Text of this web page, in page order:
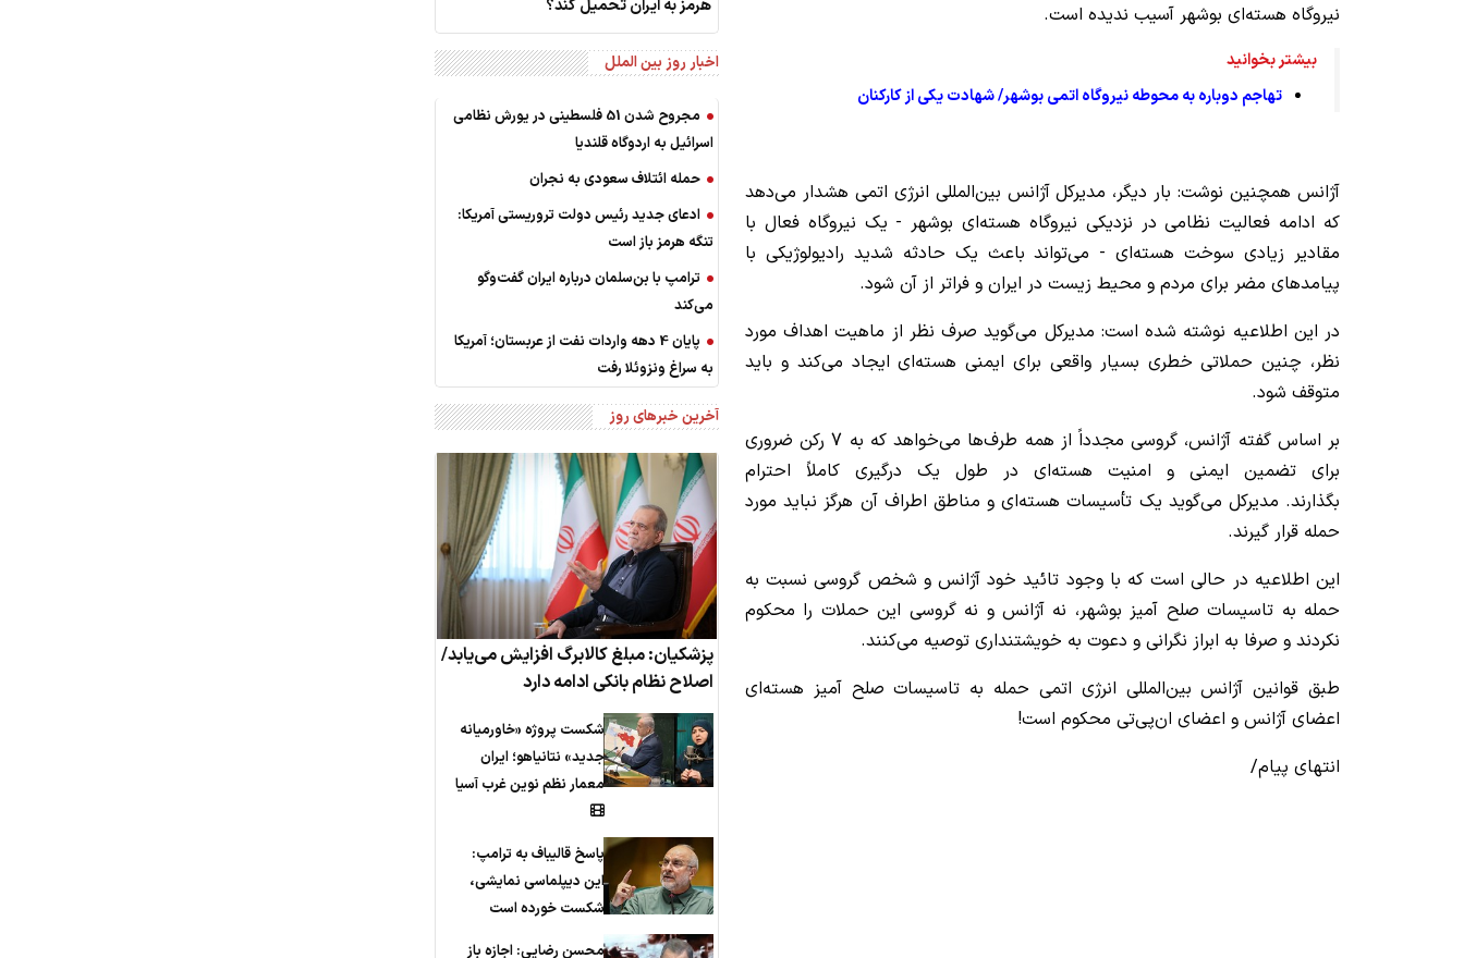
نیروگاه هسته‌ای بوشهر آسیب ندیده است.
بیشتر بخوانید
تهاجم دوباره به محوطه نیروگاه اتمی بوشهر/ شهادت یکی از کارکنان
آژانس همچنین نوشت: بار دیگر، مدیرکل آژانس بین‌المللی انرژی اتمی هشدار می‌دهد
که ادامه فعالیت نظامی در نزدیکی نیروگاه هسته‌ای بوشهر - یک نیروگاه فعال با
مقادیر زیادی سوخت هسته‌ای - می‌تواند باعث یک حادثه شدید رادیولوژیکی با
پیامدهای مضر برای مردم و محیط زیست در ایران و فراتر از آن شود.
در این اطلاعیه نوشته شده است: مدیرکل می‌گوید صرف نظر از ماهیت اهداف مورد
نظر، چنین حملاتی خطری بسیار واقعی برای ایمنی هسته‌ای ایجاد می‌کند و باید
متوقف شود.
بر اساس گفته آژانس، گروسی مجدداً از همه طرف‌ها می‌خواهد که به 7 رکن ضروری
برای تضمین ایمنی و امنیت هسته‌ای در طول یک درگیری کاملاً احترام
بگذارند. مدیرکل می‌گوید یک تأسیسات هسته‌ای و مناطق اطراف آن هرگز نباید مورد
حمله قرار گیرند.
این اطلاعیه در حالی است که با وجود تائید خود آژانس و شخص گروسی نسبت به
حمله به تاسیسات صلح آمیز بوشهر، نه آژانس و نه گروسی این حملات را محکوم
نکردند و صرفا به ابراز نگرانی و دعوت به خویشتنداری توصیه می‌کنند.
طبق قوانین آژانس بین‌المللی انرژی اتمی حمله به تاسیسات صلح آمیز هسته‌ای
اعضای آژانس و اعضای ان‌پی‌تی محکوم است!
انتهای پیام/
هرمز به ایران تحمیل کند؟
اخبار روز بین الملل
مجروح شدن 51 فلسطینی در یورش نظامی
اسرائیل به اردوگاه قلندیا
حمله ائتلاف سعودی به نجران
ادعای جدید رئیس دولت تروریستی آمریکا:
تنگه هرمز باز است
ترامپ با بن‌سلمان درباره ایران گفت‌وگو
می‌کند
پایان 4 دهه واردات نفت از عربستان؛ آمریکا
به سراغ ونزوئلا رفت
آخرین خبرهای روز
پزشکیان: مبلغ کالابرگ افزایش می‌یابد/
اصلاح نظام بانکی ادامه دارد
شکست پروژه «خاورمیانه
جدید» نتانیاهو؛ ایران
معمار نظم نوین غرب آسیا
پاسخ قالیباف به ترامپ:
این دیپلماسی نمایشی،
شکست خورده است
محسن رضایی: اجازه باز